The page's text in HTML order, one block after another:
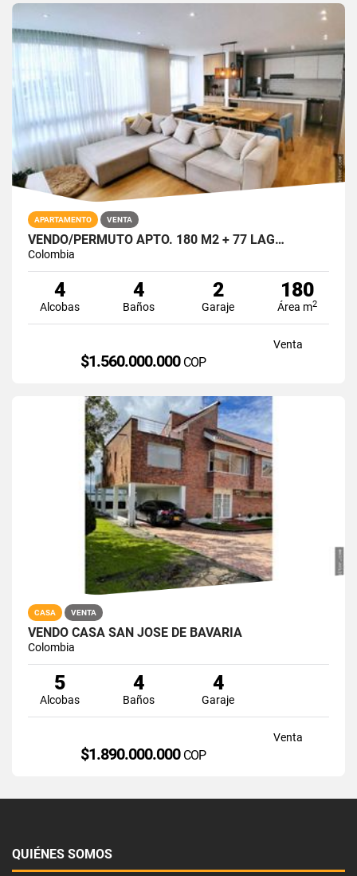
APARTAMENTO VENTA
VENDO/PERMUTO APTO. 180 M2 + 77 LAG…
Colombia
4
Alcobas
4
Baños
2
Garaje
180
Área m2
Venta
$1.560.000.000 COP
CASA VENTA
VENDO CASA SAN JOSE DE BAVARIA
Colombia
5
Alcobas
4
Baños
4
Garaje
Venta
$1.890.000.000 COP
QUIÉNES SOMOS